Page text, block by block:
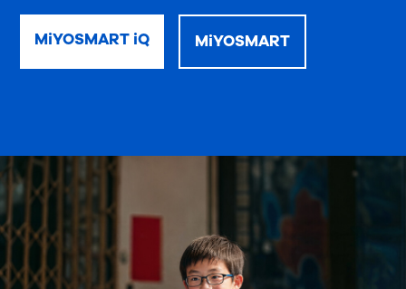
MiYOSMART iQ MiYOSMART